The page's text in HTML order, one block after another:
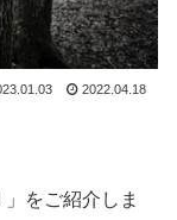
2022.04.18
をご紹介しま